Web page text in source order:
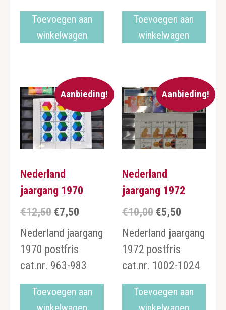
Toevoegen aan
winkelwagen
Toevoegen aan
winkelwagen
Aanbieding!
Nederland
jaargang 1970
€12,50 Oorspronkelijke
prijs
was:
€12,50.
€7,50
€7,50.
Nederland jaargang
1970 postfris
cat.nr. 963-983
Toevoegen aan
Aanbieding!
Nederland
jaargang 1972
€10,00 Oorspronkelijke
prijs
was:
€10,00.
€5,50Huidige
€5,50.
Nederland jaargang
1972 postfris
cat.nr. 1002-1024
Toevoegen aan